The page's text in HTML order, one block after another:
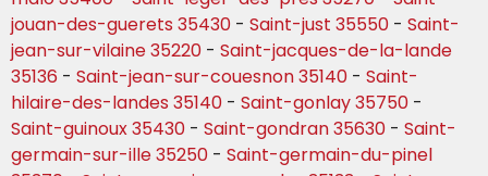
jouan-des-guerets 35430 - Saint-just 35550 - Saint-
jean-sur-vilaine 35220 - Saint-jacques-de-la-lande
35136 - Saint-jean-sur-couesnon 35140 - Saint-
hilaire-des-landes 35140 - Saint-gonlay 35750 -
Saint-guinoux 35430 - Saint-gondran 35630 - Saint-
germain-sur-ille 35250 - Saint-germain-du-pinel